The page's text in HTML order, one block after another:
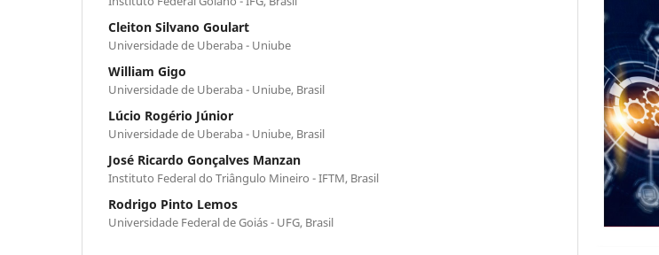
Cleiton Silvano Goulart
Universidade de Uberaba - Uniube
William Gigo
Universidade de Uberaba - Uniube, Brasil
Lúcio Rogério Júnior
Universidade de Uberaba - Uniube, Brasil
José Ricardo Gonçalves Manzan
Instituto Federal do Triângulo Mineiro - IFTM, Brasil
Rodrigo Pinto Lemos
Universidade Federal de Goiás - UFG, Brasil